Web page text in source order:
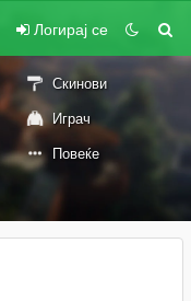
Логирај се
Скинови
Играч
Повеќе